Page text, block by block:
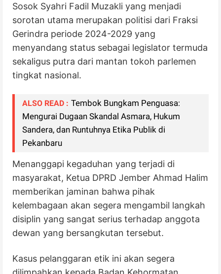
Sosok Syahri Fadil Muzakli yang menjadi
sorotan utama merupakan politisi dari Fraksi
Gerindra periode 2024-2029 yang
menyandang status sebagai legislator termuda
sekaligus putra dari mantan tokoh parlemen
tingkat nasional.
ALSO READ : Tembok Bungkam Penguasa:
Mengurai Dugaan Skandal Asmara, Hukum
Sandera, dan Runtuhnya Etika Publik di
Pekanbaru
Menanggapi kegaduhan yang terjadi di
masyarakat, Ketua DPRD Jember Ahmad Halim
memberikan jaminan bahwa pihak
kelembagaan akan segera mengambil langkah
disiplin yang sangat serius terhadap anggota
dewan yang bersangkutan tersebut.
Kasus pelanggaran etik ini akan segera